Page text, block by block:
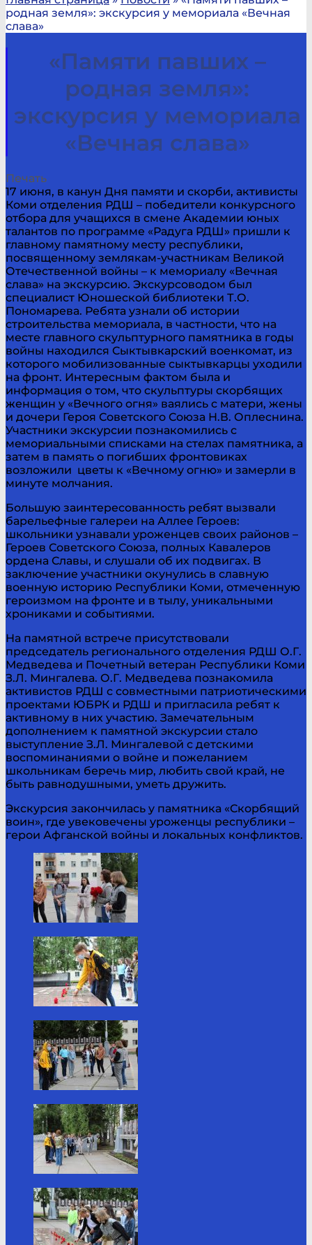
родная земля»: экскурсия у мемориала «Вечная
слава»
«Памяти павших –
родная земля»:
экскурсия у мемориала
«Вечная слава»
Печать
17 июня, в канун Дня памяти и скорби, активисты
Коми отделения РДШ – победители конкурсного
отбора для учащихся в смене Академии юных
талантов по программе «Радуга РДШ» пришли к
главному памятному месту республики,
посвященному землякам-участникам Великой
Отечественной войны – к мемориалу «Вечная
слава» на экскурсию. Экскурсоводом был
специалист Юношеской библиотеки Т.О.
Пономарева. Ребята узнали об истории
строительства мемориала, в частности, что на
месте главного скульптурного памятника в годы
войны находился Сыктывкарский военкомат, из
которого мобилизованные сыктывкарцы уходили
на фронт. Интересным фактом была и
информация о том, что скульптуры скорбящих
женщин у «Вечного огня» ваялись с матери, жены
и дочери Героя Советского Союза Н.В. Оплеснина.
Участники экскурсии познакомились с
мемориальными списками на стелах памятника, а
затем в память о погибших фронтовиках
возложили цветы к «Вечному огню» и замерли в
минуте молчания.
Большую заинтересованность ребят вызвали
барельефные галереи на Аллее Героев:
школьники узнавали уроженцев своих районов –
Героев Советского Союза, полных Кавалеров
ордена Славы, и слушали об их подвигах. В
заключение участники окунулись в славную
военную историю Республики Коми, отмеченную
героизмом на фронте и в тылу, уникальными
хрониками и событиями.
На памятной встрече присутствовали
председатель регионального отделения РДШ О.Г.
Медведева и Почетный ветеран Республики Коми
З.Л. Мингалева. О.Г. Медведева познакомила
активистов РДШ с совместными патриотическими
проектами ЮБРК и РДШ и пригласила ребят к
активному в них участию. Замечательным
дополнением к памятной экскурсии стало
выступление З.Л. Мингалевой с детскими
воспоминаниями о войне и пожеланием
школьникам беречь мир, любить свой край, не
быть равнодушными, уметь дружить.
Экскурсия закончилась у памятника «Скорбящий
воин», где увековечены уроженцы республики –
герои Афганской войны и локальных конфликтов.